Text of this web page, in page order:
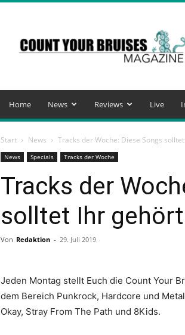
Your
Bruises
Magazine
Home News Reviews Live
Start News Tracks der Woche: Diese Songs
News Specials Tracks der Woche
Tracks der
solltet Ihr
Von Redaktion - 29. Juli 2019
Jeden Montag stellt Euch die Count Your
dem Bereich Punkrock, Hardcore und
Okay, Stray From The Path und 8Kids.